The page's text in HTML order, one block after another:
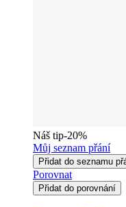
Náš tip-20%
Můj seznam přání
Přidat do seznamu
Porovnat
Přidat do porovnání